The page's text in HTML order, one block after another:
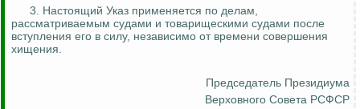
3. Настоящий Указ применяется по делам,
рассматриваемым судами и товарищескими судами после
вступления его в силу, независимо от времени совершения
хищения.
Председатель Президиума
Верховного Совета РСФСР